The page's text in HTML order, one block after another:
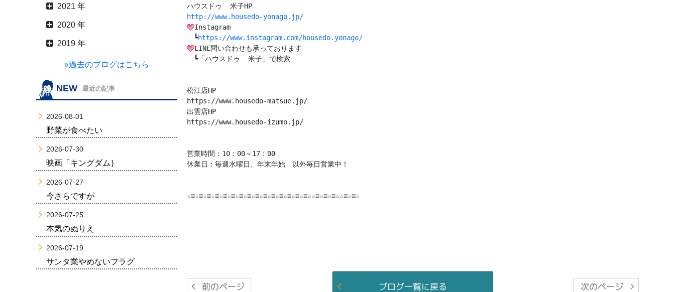
http://www.housedo-yonago.jp/
Instagram
┗https://www.instagram.com/housedo.yonago/
LINE問い合わせも承っております
┗「ハウスドゥ  米子」で検索
https://www.housedo-matsue.jp/
https://www.housedo-izumo.jp/
営業時間：10：00～17：00
休業日：毎週水曜日、年末年始　以外毎日営業中！
☆≡☆≡☆≡☆≡☆≡☆≡☆≡☆≡☆≡☆≡☆≡☆≡☆≡☆≡☆≡☆☆≡☆≡☆≡☆☆≡☆≡☆
2021 年
2020 年
2019 年
»過去のブログはこちら
NEW 最近の記事
2026-08-01
野菜が食べたい
2026-07-30
映画「キングダム｝
2026-07-27
今さらですが
2026-07-25
本気のぬりえ
2026-07-19
サンタ業やめないフラグ